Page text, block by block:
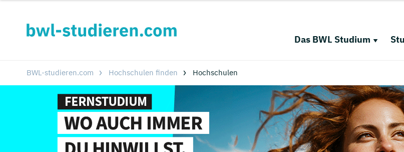
Das BWL Studium
BWL-studieren.com Hochschulen finden Hochschulen